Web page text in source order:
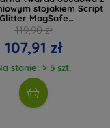
stojakiem Script
Glitter MagSafe
119,90 zł
107,91 zł
stanie: > 5 szt.